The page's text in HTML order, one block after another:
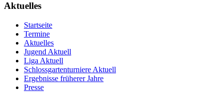
Aktuelles
Startseite
Termine
Aktuelles
Jugend Aktuell
Liga Aktuell
Schlossgartenturniere Aktuell
Ergebnisse früherer Jahre
Presse